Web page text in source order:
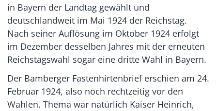
in Bayern der Landtag gewählt und
deutschlandweit im Mai 1924 der Reichstag.
Nach seiner Auflösung im Oktober 1924 erfolgt
im Dezember desselben Jahres mit der erneuten
Reichstagswahl sogar eine dritte Wahl in Bayern.
Der Bamberger Fastenhirtenbrief erschien am 24.
Februar 1924, also noch rechtzeitig vor den
Wahlen. Thema war natürlich Kaiser Heinrich,